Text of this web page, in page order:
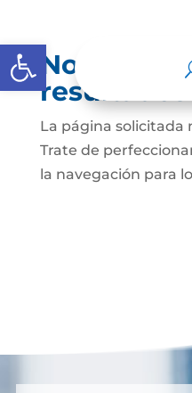
Abrir barra de
No se
resultados
La página solicitada
Trate de
la navegación para